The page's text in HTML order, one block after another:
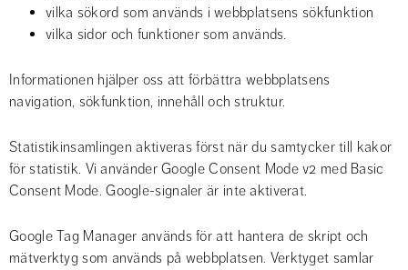
vilka sökord som används i webbplatsens sökfunktion
vilka sidor och funktioner som används.
Informationen hjälper oss att förbättra webbplatsens
navigation, sökfunktion, innehåll och struktur.
Statistikinsamlingen aktiveras först när du samtycker till kakor
för statistik. Vi använder Google Consent Mode v2 med Basic
Consent Mode. Google-signaler är inte aktiverat.
Google Tag Manager används för att hantera de skript och
mätverktyg som används på webbplatsen. Verktyget samlar